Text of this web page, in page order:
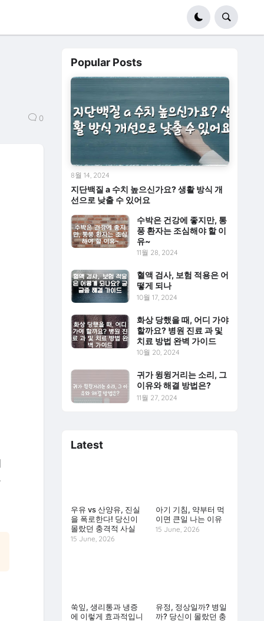
0
Popular Posts
지단백질 a 수치 높으신가요? 생활 방식 개
선으로 낮출 수 있어요
8월 14, 2024
수박은 건강에 좋지만, 통
풍 환자는 조심해야 할 이
유~
11월 28, 2024
혈액 검사, 보험 적용은 어
떻게 되나
10월 17, 2024
화상 당했을 때, 어디 가야
할까요? 병원 진료 과 및
치료 방법 완벽 가이드
10월 20, 2024
귀가 윙윙거리는 소리, 그
이유와 해결 방법은?
11월 27, 2024
Latest
우유 vs 산양유, 진실
을 폭로한다! 당신이
몰랐던 충격적 사실
15 June, 2026
아기 기침, 약부터 먹
이면 큰일 나는 이유
15 June, 2026
쑥잎, 생리통과 냉증
에 이렇게 효과적입니
유정, 정상일까? 병일
까? 당신이 몰랐던 충